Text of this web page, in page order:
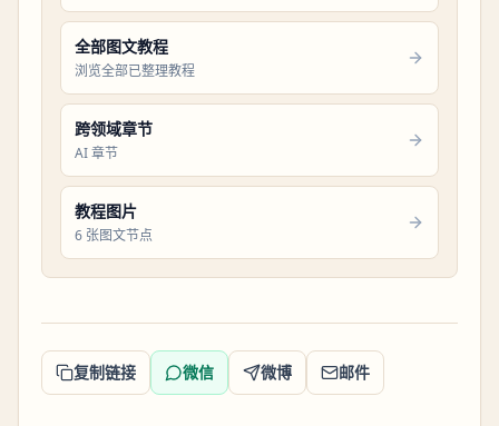
全部图文教程
浏览全部已整理教程
跨领域章节
AI 章节
教程图片
6 张图文节点
复制链接 微信 微博 邮件